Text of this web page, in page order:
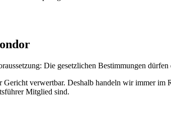
Die gesetzlichen Bestimmungen
verwertbar. Deshalb handeln wir immer im
Mitglied sind.